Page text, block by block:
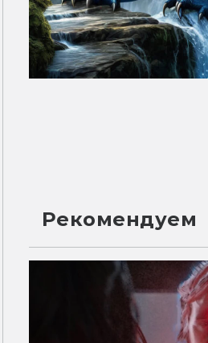
Рекомендуем